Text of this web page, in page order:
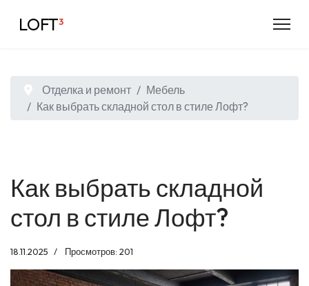
LOFT³
Отделка и ремонт
Мебель
Как выбрать складной стол в стиле Лофт?
Как выбрать складной
стол в стиле Лофт?
18.11.2025 Просмотров: 201